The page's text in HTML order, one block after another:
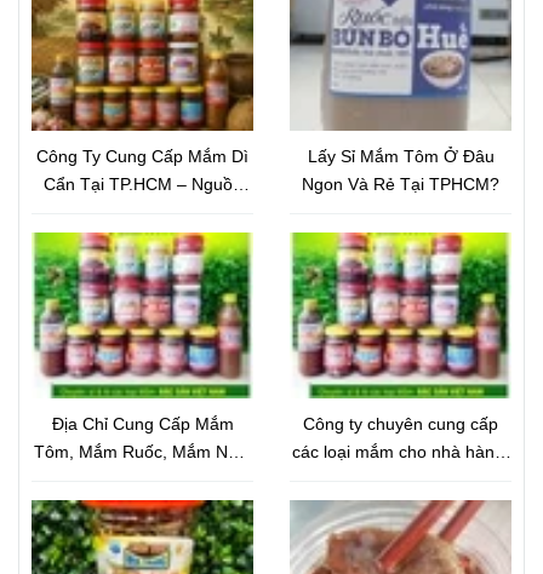
Công Ty Cung Cấp Mắm Dì
Cẩn Tại TP.HCM – Nguồn
Giá Tốt
Lấy Sỉ Mắm Tôm Ở Đâu
Ngon Và Rẻ Tại TPHCM?
Địa Chỉ Cung Cấp Mắm
Tôm, Mắm Ruốc, Mắm Nêm
Chất Lượng
Công ty chuyên cung cấp
các loại mắm cho nhà hàng,